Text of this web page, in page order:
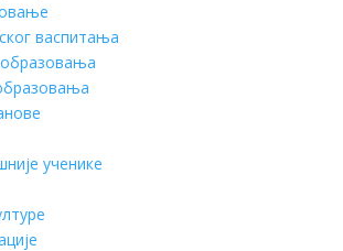
васпитања
ученике